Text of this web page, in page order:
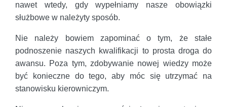
nawet wtedy, gdy wypełniamy nasze obowiązki
służbowe w należyty sposób.
Nie należy bowiem zapominać o tym, że stałe
podnoszenie naszych kwalifikacji to prosta droga do
awansu. Poza tym, zdobywanie nowej wiedzy może
być konieczne do tego, aby móc się utrzymać na
stanowisku kierowniczym.